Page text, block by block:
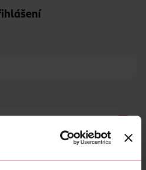
Zapomenuté heslo